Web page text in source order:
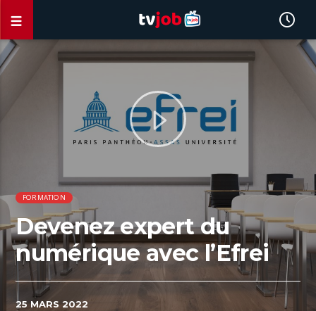
FORMATION
Devenez expert du
numérique avec l’Efrei
25 MARS 2022